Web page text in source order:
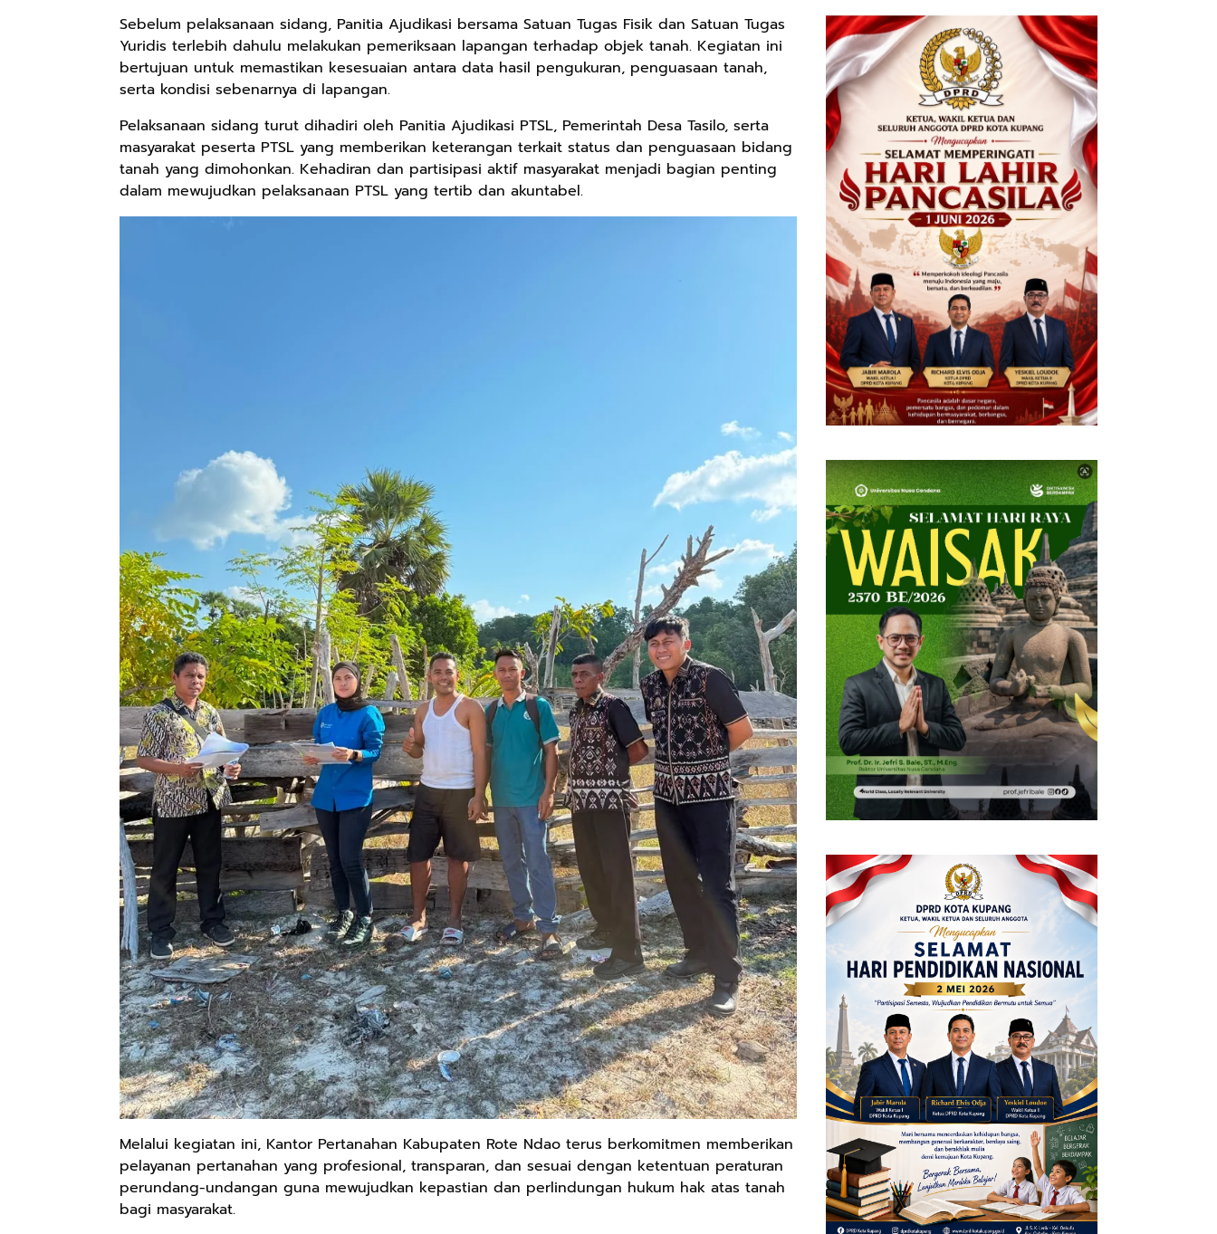
Sebelum pelaksanaan sidang, Panitia Ajudikasi bersama Satuan Tugas Fisik dan Satuan Tugas
Yuridis terlebih dahulu melakukan pemeriksaan lapangan terhadap objek tanah. Kegiatan ini
bertujuan untuk memastikan kesesuaian antara data hasil pengukuran, penguasaan tanah,
serta kondisi sebenarnya di lapangan.
Pelaksanaan sidang turut dihadiri oleh Panitia Ajudikasi PTSL, Pemerintah Desa Tasilo, serta
masyarakat peserta PTSL yang memberikan keterangan terkait status dan penguasaan bidang
tanah yang dimohonkan. Kehadiran dan partisipasi aktif masyarakat menjadi bagian penting
dalam mewujudkan pelaksanaan PTSL yang tertib dan akuntabel.
Melalui kegiatan ini, Kantor Pertanahan Kabupaten Rote Ndao terus berkomitmen memberikan
pelayanan pertanahan yang profesional, transparan, dan sesuai dengan ketentuan peraturan
perundang-undangan guna mewujudkan kepastian dan perlindungan hukum hak atas tanah
bagi masyarakat.